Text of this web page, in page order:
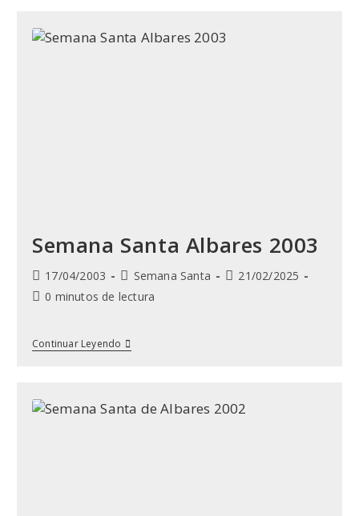
Semana Santa Albares 2003
Publicación
de
17/04/2003
Categoría
de
Semana Santa
Última
21/02/2025
Tiempo
0 minutos de lectura
Continuar Leyendo Semana
Santa